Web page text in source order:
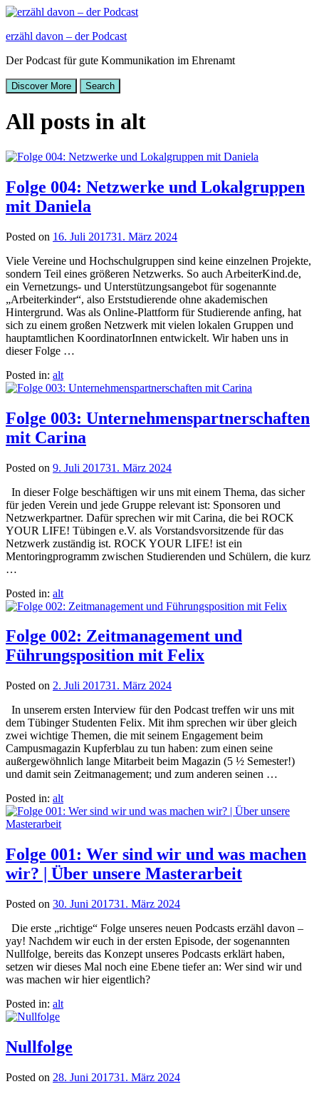
erzähl davon – der Podcast
Der Podcast für gute Kommunikation im Ehrenamt
Discover More Search
All posts in alt
Folge 004: Netzwerke und Lokalgruppen
mit Daniela
Posted on 16. Juli 201731. März 2024
Viele Vereine und Hochschulgruppen sind keine einzelnen Projekte,
sondern Teil eines größeren Netzwerks. So auch ArbeiterKind.de,
ein Vernetzungs- und Unterstützungsangebot für sogenannte
„Arbeiterkinder“, also Erststudierende ohne akademischen
Hintergrund. Was als Online-Plattform für Studierende anfing, hat
sich zu einem großen Netzwerk mit vielen lokalen Gruppen und
hauptamtlichen KoordinatorInnen entwickelt. Wir haben uns in
dieser Folge …
Posted in: alt
Folge 003: Unternehmenspartnerschaften
mit Carina
Posted on 9. Juli 201731. März 2024
In dieser Folge beschäftigen wir uns mit einem Thema, das sicher
für jeden Verein und jede Gruppe relevant ist: Sponsoren und
Netzwerkpartner. Dafür sprechen wir mit Carina, die bei ROCK
YOUR LIFE! Tübingen e.V. als Vorstandsvorsitzende für das
Netzwerk zuständig ist. ROCK YOUR LIFE! ist ein
Mentoringprogramm zwischen Studierenden und Schülern, die kurz
…
Posted in: alt
Folge 002: Zeitmanagement und
Führungsposition mit Felix
Posted on 2. Juli 201731. März 2024
In unserem ersten Interview für den Podcast treffen wir uns mit
dem Tübinger Studenten Felix. Mit ihm sprechen wir über gleich
zwei wichtige Themen, die mit seinem Engagement beim
Campusmagazin Kupferblau zu tun haben: zum einen seine
außergewöhnlich lange Mitarbeit beim Magazin (5 ½ Semester!)
und damit sein Zeitmanagement; und zum anderen seinen …
Posted in: alt
Folge 001: Wer sind wir und was machen
wir? | Über unsere Masterarbeit
Posted on 30. Juni 201731. März 2024
Die erste „richtige“ Folge unseres neuen Podcasts erzähl davon –
yay! Nachdem wir euch in der ersten Episode, der sogenannten
Nullfolge, bereits das Konzept unseres Podcasts erklärt haben,
setzen wir dieses Mal noch eine Ebene tiefer an: Wer sind wir und
was machen wir hier eigentlich?
Posted in: alt
Nullfolge
Posted on 28. Juni 201731. März 2024